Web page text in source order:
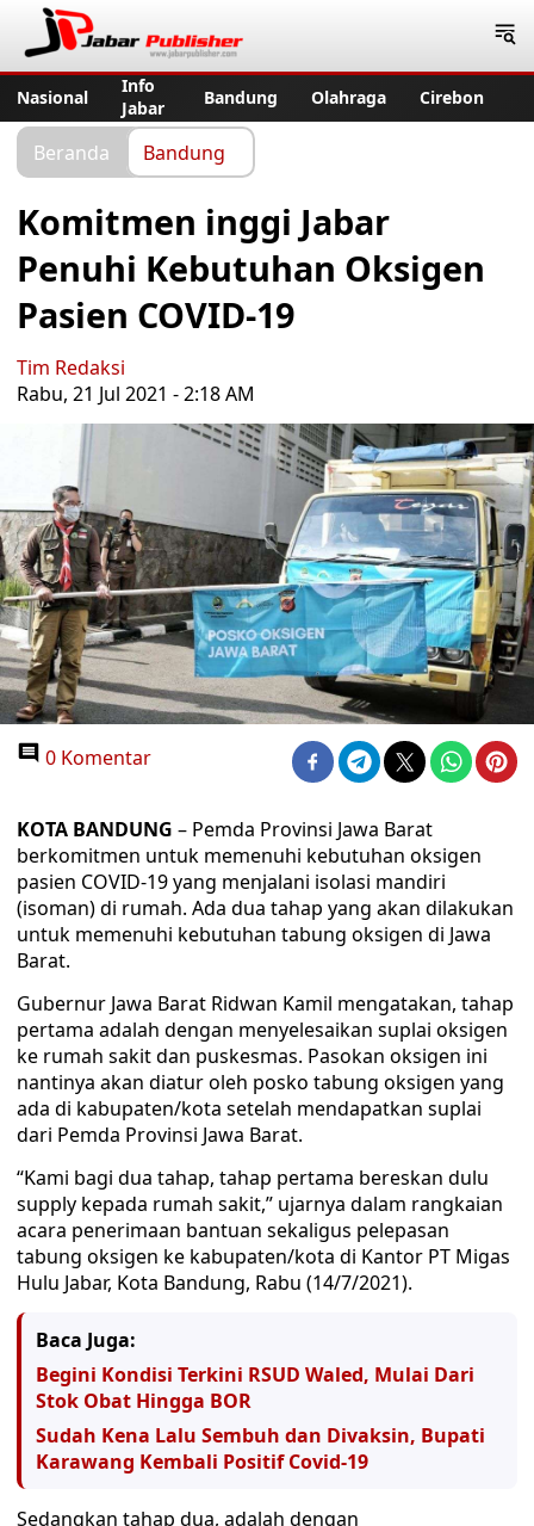
Nasional
Info
Jabar
Bandung Olahraga Cirebon
Beranda Bandung
Komitmen inggi Jabar
Penuhi Kebutuhan Oksigen
Pasien COVID-19
Tim Redaksi
Rabu, 21 Jul 2021 - 2:18 AM
0 Komentar
KOTA BANDUNG – Pemda Provinsi Jawa Barat
berkomitmen untuk memenuhi kebutuhan oksigen
pasien COVID-19 yang menjalani isolasi mandiri
(isoman) di rumah. Ada dua tahap yang akan dilakukan
untuk memenuhi kebutuhan tabung oksigen di Jawa
Barat.
Gubernur Jawa Barat Ridwan Kamil mengatakan, tahap
pertama adalah dengan menyelesaikan suplai oksigen
ke rumah sakit dan puskesmas. Pasokan oksigen ini
nantinya akan diatur oleh posko tabung oksigen yang
ada di kabupaten/kota setelah mendapatkan suplai
dari Pemda Provinsi Jawa Barat.
“Kami bagi dua tahap, tahap pertama bereskan dulu
supply kepada rumah sakit,” ujarnya dalam rangkaian
acara penerimaan bantuan sekaligus pelepasan
tabung oksigen ke kabupaten/kota di Kantor PT Migas
Hulu Jabar, Kota Bandung, Rabu (14/7/2021).
Baca Juga:
Begini Kondisi Terkini RSUD Waled, Mulai Dari
Stok Obat Hingga BOR
Sudah Kena Lalu Sembuh dan Divaksin, Bupati
Karawang Kembali Positif Covid-19
Sedangkan tahap dua, adalah dengan